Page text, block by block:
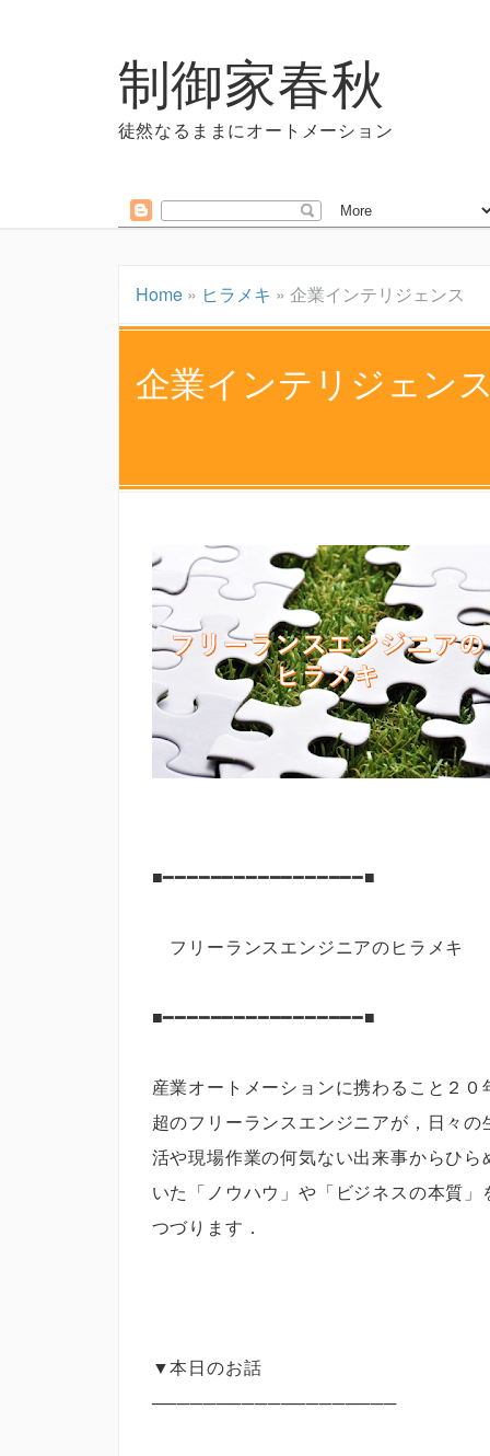
制御家春秋
徒然なるままにオートメーション
Home» ヒラメキ » 企業インテリジェンス
企業インテリジェン
■━━━━━━━━━━━━━━━━━■
フリーランスエンジニアのヒラメ
■━━━━━━━━━━━━━━━━━■
産業オートメーションに携わること２０
超のフリーランスエンジニアが，日々の
活や現場作業の何気ない出来事からひら
いた「ノウハウ」や「ビジネスの本質」
つづります．
▼本日のお話
───────────────────